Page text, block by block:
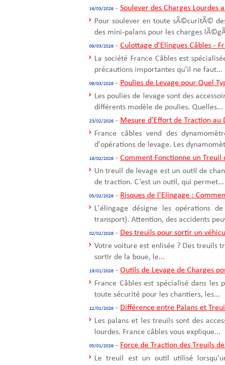
16/03/2026 - Soulever des Charges Lourdes
Pour soulever en toute sÃ©curitÃ©
des mini-palans pour les charges
09/03/2026 - Culottage d'Elingues Câbles -
La société France Câbles est
précautions importantes qu’il ne faut...
09/03/2026 - Poulies de Levage pour Quel
Les poulies de levage sont des
différents modèle de poulies. Quelles...
23/02/2026 - Mesure d'Effort de Traction au
France câbles vend des
d'opérations de levage. Les
16/02/2026 - Comment Fonctionne un Treuil
Un treuil de levage est un outil de
de traction. C’est un outil, qui permet...
05/02/2026 - Risques de l'Elingage :
L'élingage désigne les opérations
transport). Attention, des accidents
02/02/2026 - Des treuils pour sortir un
Votre voiture est enlisée ? Des treuils
sortir de la boue, le...
19/01/2026 - Outils de Levage de Charges
France Câbles est spécialisé dans
toute sécurité pour les chantiers, les...
12/01/2026 - Différence entre Palans et
Les palans et les treuils sont des
lourdes. France câbles vous explique...
05/01/2026 - Force de Traction des Treuils
Le treuil est un outil utilisé